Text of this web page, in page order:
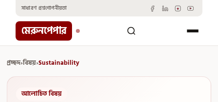
content
সাধারণ প্রশ্নগোপনীয়তা
মেরুনপেপার
প্রচ্ছদ›বিষয়›Sustainability
আলোচিত বিষয়